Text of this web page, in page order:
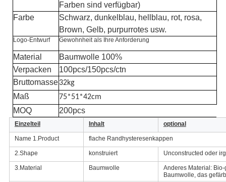
Farben sind verfügbar)
Farbe
Schwarz, dunkelblau, hellblau, rot, rosa,
Brown, Gelb, purpurrotes usw.
Logo-Entwurf Gewohnheit als Ihre Anforderung
Material
Baumwolle 100%
Verpacken
100pcs/150pcs/ctn
Bruttomasse32kg
Maß 75*51*42cm
MOQ 200pcs
Einzelteil Inhalt optional
Name 1.Product flache Randhysteresenkappen
2.Shape konstruiert Unconstructed oder
3.Material Baumwolle
Anderes Material:
Baumwolle, das